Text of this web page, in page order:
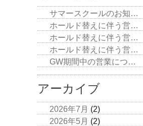
サマースクールのお知…
ホールド替えに伴う営…
ホールド替えに伴う営…
ホールド替えに伴う営…
GW期間中の営業につ…
アーカイブ
2026年7月 (2)
2026年5月 (2)